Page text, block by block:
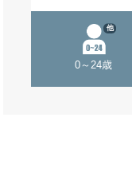
0～24歳
他